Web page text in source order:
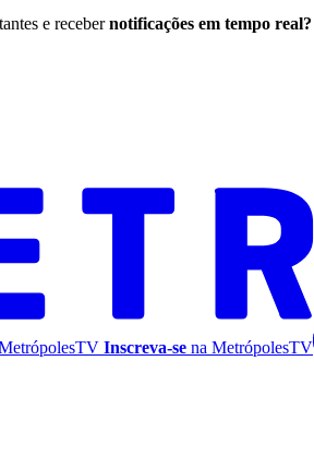
e receber notificações em tempo real?
Inscreva-se na MetrópolesTV